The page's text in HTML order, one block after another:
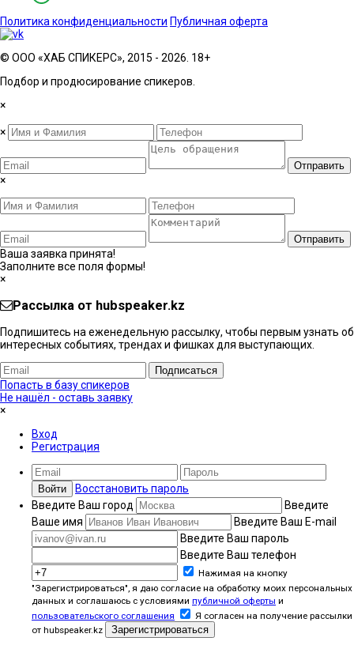
Политика конфиденциальности Публичная оферта
© ООО «ХАБ СПИКЕРС», 2015 - 2026. 18+
Подбор и продюсирование спикеров.
×
×
Отправить
×
Отправить
Ваша заявка принята!
Заполните все поля формы!
×
Рассылка от hubspeaker.kz
Подпишитесь на еженедельную рассылку, чтобы первым узнать об
интересных событиях, трендах и фишках ​для выступающих.
Подписаться
Попасть в базу спикеров
Не нашёл - оставь заявку
×
Вход
Регистрация
Войти
Восстановить пароль
Введите Ваш город
Введите
Ваше имя
Введите Ваш E-mail
Введите Ваш пароль
Введите Ваш телефон
Нажимая на кнопку
"Зарегистрироваться", я даю согласие на обработку моих персональных
данных и соглашаюсь с условиями публичной оферты и
пользовательского соглашения
Я согласен на получение рассылки
от hubspeaker.kz
Зарегистрироваться